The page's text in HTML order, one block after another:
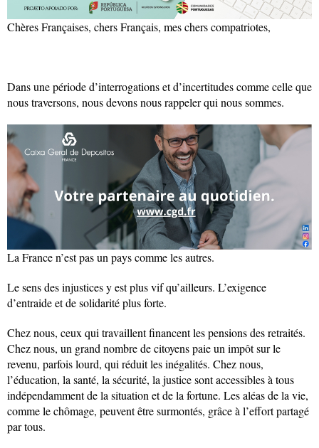
Chères Françaises, chers Français, mes chers compatriotes,
Dans une période d’interrogations et d’incertitudes comme celle que
nous traversons, nous devons nous rappeler qui nous sommes.
La France n’est pas un pays comme les autres.
Le sens des injustices y est plus vif qu’ailleurs. L’exigence
d’entraide et de solidarité plus forte.
Chez nous, ceux qui travaillent financent les pensions des retraités.
Chez nous, un grand nombre de citoyens paie un impôt sur le
revenu, parfois lourd, qui réduit les inégalités. Chez nous,
l’éducation, la santé, la sécurité, la justice sont accessibles à tous
indépendamment de la situation et de la fortune. Les aléas de la vie,
comme le chômage, peuvent être surmontés, grâce à l’effort partagé
par tous.